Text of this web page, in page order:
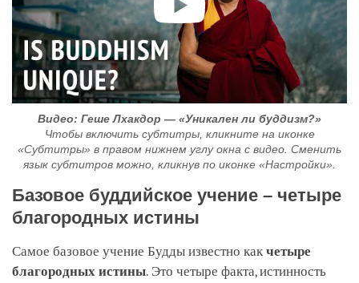
Видео: Геше Лхакдор — «Уникален ли буддизм?»
Чтобы включить субтитры, кликните на иконке
«Субтитры» в правом нижнем углу окна с видео. Сменить
язык субтитров можно, кликнув по иконке «Настройки».
Базовое буддийское учение – четыре
благородных истины
Самое базовое учение Будды известно как четыре
благородных истины. Это четыре факта, истинность